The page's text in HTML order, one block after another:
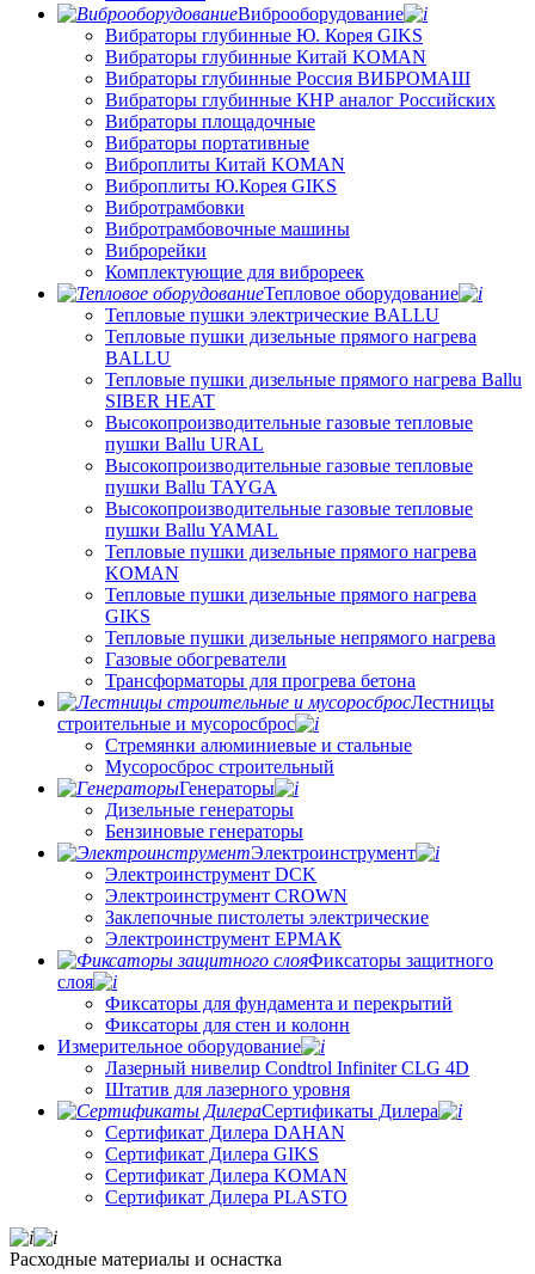
Виброоборудование
Вибраторы глубинные Ю. Корея GIKS
Вибраторы глубинные Китай KOMAN
Вибраторы глубинные Россия ВИБРОМАШ
Вибраторы глубинные КНР аналог Российских
Вибраторы площадочные
Вибраторы портативные
Виброплиты Китай KOMAN
Виброплиты Ю.Корея GIKS
Вибротрамбовки
Вибротрамбовочные машины
Виброрейки
Комплектующие для виброреек
Тепловое оборудование
Тепловые пушки электрические BALLU
Тепловые пушки дизельные прямого нагрева
BALLU
Тепловые пушки дизельные прямого нагрева Ballu
SIBER HEAT
Высокопроизводительные газовые тепловые
пушки Ballu URAL
Высокопроизводительные газовые тепловые
пушки Ballu TAYGA
Высокопроизводительные газовые тепловые
пушки Ballu YAMAL
Тепловые пушки дизельные прямого нагрева
KOMAN
Тепловые пушки дизельные прямого нагрева
GIKS
Тепловые пушки дизельные непрямого нагрева
Газовые обогреватели
Трансформаторы для прогрева бетона
Лестницы
строительные и мусоросброс
Стремянки алюминиевые и стальные
Мусоросброс строительный
Генераторы
Дизельные генераторы
Бензиновые генераторы
Электроинструмент
Электроинструмент DCK
Электроинструмент CROWN
Заклепочные пистолеты электрические
Электроинструмент ЕРМАК
Фиксаторы защитного
слоя
Фиксаторы для фундамента и перекрытий
Фиксаторы для стен и колонн
Измерительное оборудование
Лазерный нивелир Condtrol Infiniter CLG 4D
Штатив для лазерного уровня
Сертификаты Дилера
Сертификат Дилера DAHAN
Сертификат Дилера GIKS
Сертификат Дилера KOMAN
Сертификат Дилера PLASTO
Расходные материалы и оснастка